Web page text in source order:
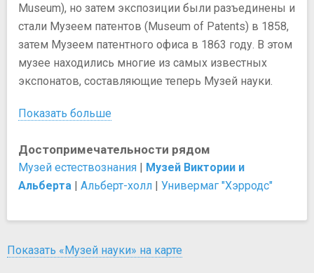
Museum), но затем экспозиции были разъединены и
стали Музеем патентов (Museum of Patents) в 1858,
затем Музеем патентного офиса в 1863 году. В этом
музее находились многие из самых известных
экспонатов, составляющие теперь Музей науки.
Показать больше
Достопримечательности рядом
Музей естествознания | Музей Виктории и
Альберта | Альберт-холл | Универмаг "Хэрродс"
Показать «Музей науки» на карте